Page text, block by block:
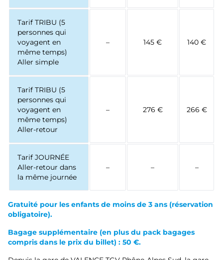
Tarif TRIBU (5
personnes qui
voyagent en
même temps)
Aller simple
– 145 € 140 €
Tarif TRIBU (5
personnes qui
voyagent en
même temps)
Aller-retour
– 276 € 266 €
Tarif JOURNÉE
Aller-retour dans
la même journée
– – –
Gratuité pour les enfants de moins de 3 ans (réservation
obligatoire).
Bagage supplémentaire (en plus du pack bagages
compris dans le prix du billet) : 50 €.